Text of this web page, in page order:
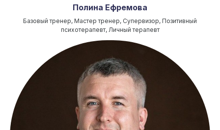
Полина Ефремова
Базовый тренер, Мастер тренер, Супервизор, Позитивный
психотерапевт, Личный терапевт